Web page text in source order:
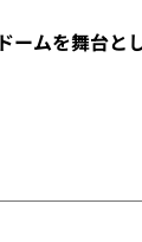
ームを舞台と